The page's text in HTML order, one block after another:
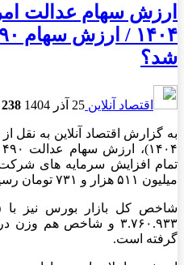
شد؟
اقتصاد آنلاین 25 آذر 1404 238
میلیون ۵۱۱ هزار و ۷۳۱ تومان رسید.
گرفته است.